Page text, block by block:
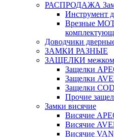
РАСПРОДАЖА
Инструмент
Врезные
Доводчики
ЗАМКИ РАЗНЫЕ
ЗАЩЕЛКИ
Защелки
Защелки
Защелки
Прочие
Замки висячие
Висячие
Висячие
Висячие